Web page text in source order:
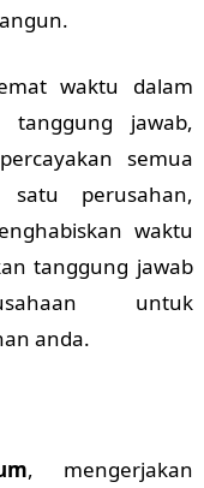
waktu dalam
tanggung jawab,
semua
satu perusahan,
waktu
tanggung jawab
untuk
anda.
, mengerjakan